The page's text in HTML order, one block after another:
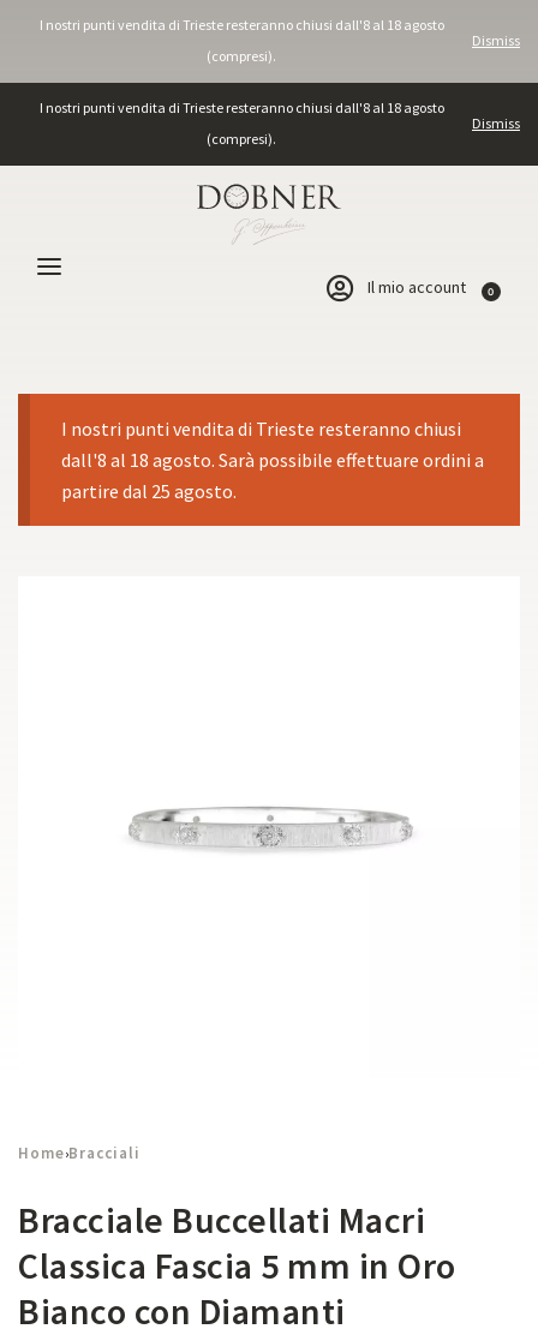
I nostri punti vendita di Trieste resteranno chiusi dall'8 al 18 agosto
(compresi).
Dismiss
I nostri punti vendita di Trieste resteranno chiusi dall'8 al 18 agosto
(compresi).
Dismiss
Il mio account 0
I nostri punti vendita di Trieste resteranno chiusi
dall'8 al 18 agosto. Sarà possibile effettuare ordini a
partire dal 25 agosto.
Home›Bracciali
Bracciale Buccellati Macri
Classica Fascia 5 mm in Oro
Bianco con Diamanti